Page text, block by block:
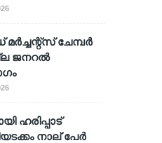
ചേമ്പർ
ജനറൽ
ഹരിപ്പാട്
നാല് പേർ